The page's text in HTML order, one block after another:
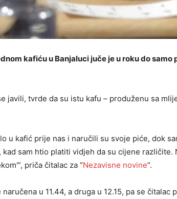
kafiću u Banjaluci juče je u roku do samo
javili, tvrde da su istu kafu – produženu sa
u kafić prije nas i naručili su svoje piće, dok
sam htio platiti vidjeh da su cijene različite.
priča čitalac za “Nezavisne novine“.
u 11.44, a druga u 12.15, pa se čitalac